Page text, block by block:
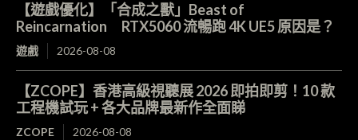
【遊戲優化】「合成之獸」Beast of
Reincarnation RTX5060 流暢跑 4K UE5 原因是？
遊戲 2026-08-08
【ZCOPE】香港高級視聽展 2026 即拍即剪！10 款
工程機試玩 + 各大品牌最新作全面睇
ZCOPE 2026-08-08